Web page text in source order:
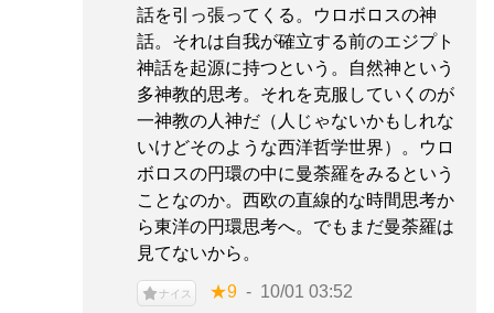
話を引っ張ってくる。ウロボロスの神
話。それは自我が確立する前のエジプト
神話を起源に持つという。自然神という
多神教的思考。それを克服していくのが
一神教の人神だ（人じゃないかもしれな
いけどそのような西洋哲学世界）。ウロ
ボロスの円環の中に曼荼羅をみるという
ことなのか。西欧の直線的な時間思考か
ら東洋の円環思考へ。でもまだ曼荼羅は
見てないから。
ナイス ★9 10/01 03:52